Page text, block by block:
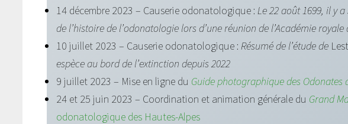
14 décembre 2023 – Causerie odonatologique :Le 22 août 1699, il y
de l’histoire de l’odonatologie lors d’une réunion de l’Académie royale
10 juillet 2023 – Causerie odonatologique :Résumé de l’étude de
espèce au bord de l’extinction depuis 2022
9 juillet 2023 – Mise en ligne du Guide photographique des Odonates
24 et 25 juin 2023 – Coordination et animation générale du Grand
odonatologique des Hautes-Alpes